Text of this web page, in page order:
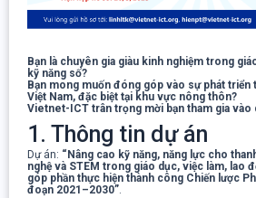
Bạn là chuyên gia giàu kinh nghiệm trong
kỹ năng số?
Bạn mong muốn đóng góp vào sự phát triển
Việt Nam, đặc biệt tại khu vực nông thôn?
Vietnet-ICT trân trọng mời bạn tham gia vào
1. Thông tin dự án
Dự án: “Nâng cao kỹ năng, năng lực cho
nghệ và STEM trong giáo dục, việc làm, lao
góp phần thực hiện thành công Chiến lược
đoạn 2021–2030”.